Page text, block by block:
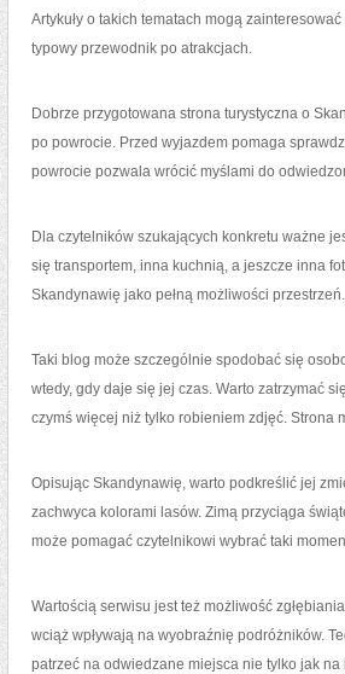
Artykuły o takich tematach mogą
typowy przewodnik po atrakcjach.
Dobrze przygotowana strona turystyczna o
po powrocie. Przed wyjazdem pomaga
powrocie pozwala wrócić myślami do
Dla czytelników szukających konkretu ważne
się transportem, inna kuchnią, a jeszcze inna
Skandynawię jako pełną możliwości przestrzeń.
Taki blog może szczególnie spodobać się
wtedy, gdy daje się jej czas. Warto zatrzymać
czymś więcej niż tylko robieniem zdjęć. Strona
Opisując Skandynawię, warto podkreślić jej
zachwyca kolorami lasów. Zimą przyciąga
może pomagać czytelnikowi wybrać taki
Wartością serwisu jest też możliwość
wciąż wpływają na wyobraźnię podróżników.
patrzeć na odwiedzane miejsca nie tylko jak